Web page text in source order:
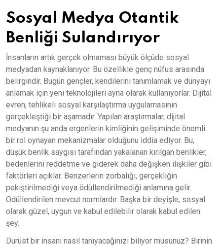
Sosyal Medya Otantik
Benliği Sulandırıyor
İnsanların artık gerçek olmaması büyük ölçüde sosyal
medyadan kaynaklanıyor. Bu özellikle genç nüfus arasında
belirgindir. Bugün gençler, kendilerini tanımlamak ve dünyayı
anlamak için yeni teknolojileri ayna olarak kullanıyorlar. Dijital
evren, tehlikeli sosyal karşılaştırma uygulamasının
gerçekleştiği bir aşamadır. Yapılan araştırmalar, dijital
medyanın şu anda ergenlerin kimliğinin gelişiminde önemli
bir rol oynayan mekanizmalar olduğunu iddia ediyor. Bu,
düşük benlik saygısı tarafından yakalanan kırılgan benlikler,
bedenlerini reddetme ve giderek daha değişken ilişkiler gibi
faktörleri açıklar. Benzerlerin zorbalığı, gerçekliğin
pekiştirilmediği veya ödüllendirilmediği anlamına gelir.
Ödüllendirilen mevcut normlardır. Başka bir deyişle, sosyal
olarak güzel, uygun ve kabul edilebilir olarak kabul edilen
şey.
Dürüst bir insanı nasıl tanıyacağınızı biliyor musunuz? Birinin